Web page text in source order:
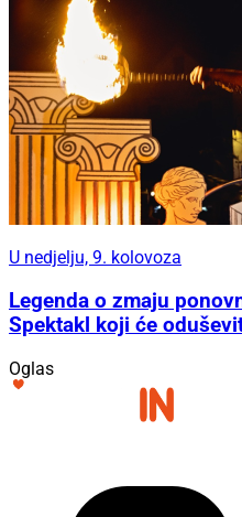
U nedjelju, 9. kolovoza
Legenda o zmaju
Spektakl koji će
Oglas